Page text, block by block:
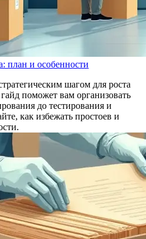
план и особенности
шагом для роста
поможет вам организовать
до тестирования и
как избежать простоев и